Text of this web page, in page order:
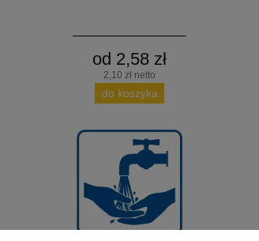
od 2,58 zł
2,10 zł netto
do koszyka